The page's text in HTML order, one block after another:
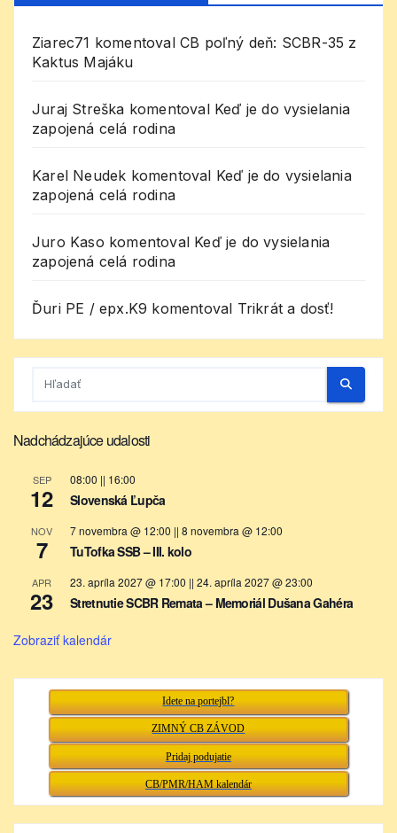
Ziarec71 komentovalCB poľný deň: SCBR-35 z
Kaktus Majáku
Juraj Streška komentoval Keď je do vysielania
zapojená celá rodina
Karel Neudek komentoval Keď je do vysielania
zapojená celá rodina
Juro Kaso komentoval Keď je do vysielania
zapojená celá rodina
Ďuri PE / epx.K9 komentoval Trikrát a dosť!
Nadchádzajúce udalosti
SEP
12
08:00 || 16:00
Slovenská Ľupča
NOV
7
7 novembra @ 12:00 || 8 novembra @ 12:00
TuTofka SSB – III. kolo
APR
23
23. apríla 2027 @ 17:00 || 24. apríla 2027 @ 23:00
Stretnutie SCBR Remata – Memoriál Dušana Gahéra
Zobraziť kalendár
Idete na portejbl?
ZIMNÝ CB ZÁVOD
Pridaj podujatie
CB/PMR/HAM kalendár